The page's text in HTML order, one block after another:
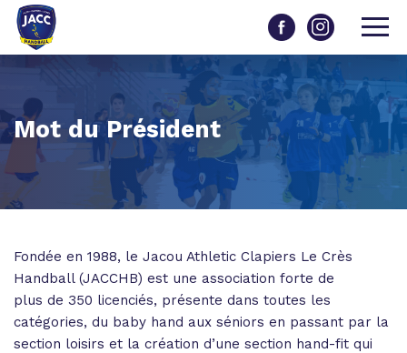
Mot du Président
Fondée en 1988, le Jacou Athletic Clapiers Le Crès
Handball (JACCHB) est une association forte de
plus de 350 licenciés, présente dans toutes les
catégories, du baby hand aux séniors en passant par la
section loisirs et la création d’une section hand-fit qui